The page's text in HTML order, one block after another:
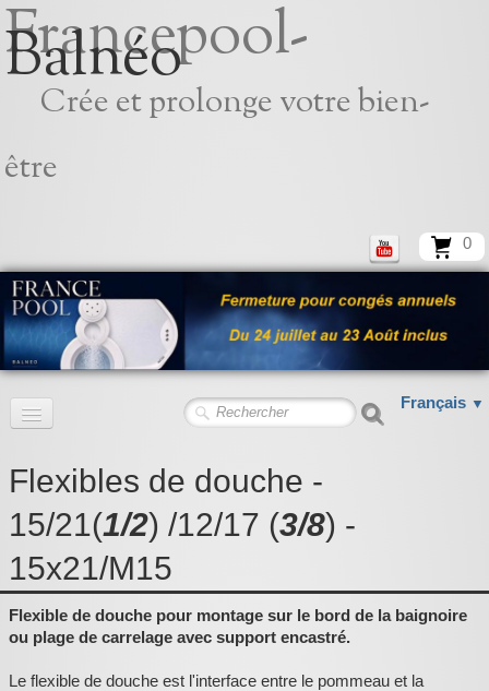
Francepool-
Balnéo
Crée et prolonge votre bien-
être
0
Français ▼
Pièces détachées
Pompes Piscine
Kits baignoires
Pour l'entretien
Flexibles de douche -
15/21(1/2) /12/17 (3/8) -
15x21/M15
Flexible de douche pour montage sur le bord de la baignoire
ou plage de carrelage avec support encastré.
Le flexible de douche est l'interface entre le pommeau et la